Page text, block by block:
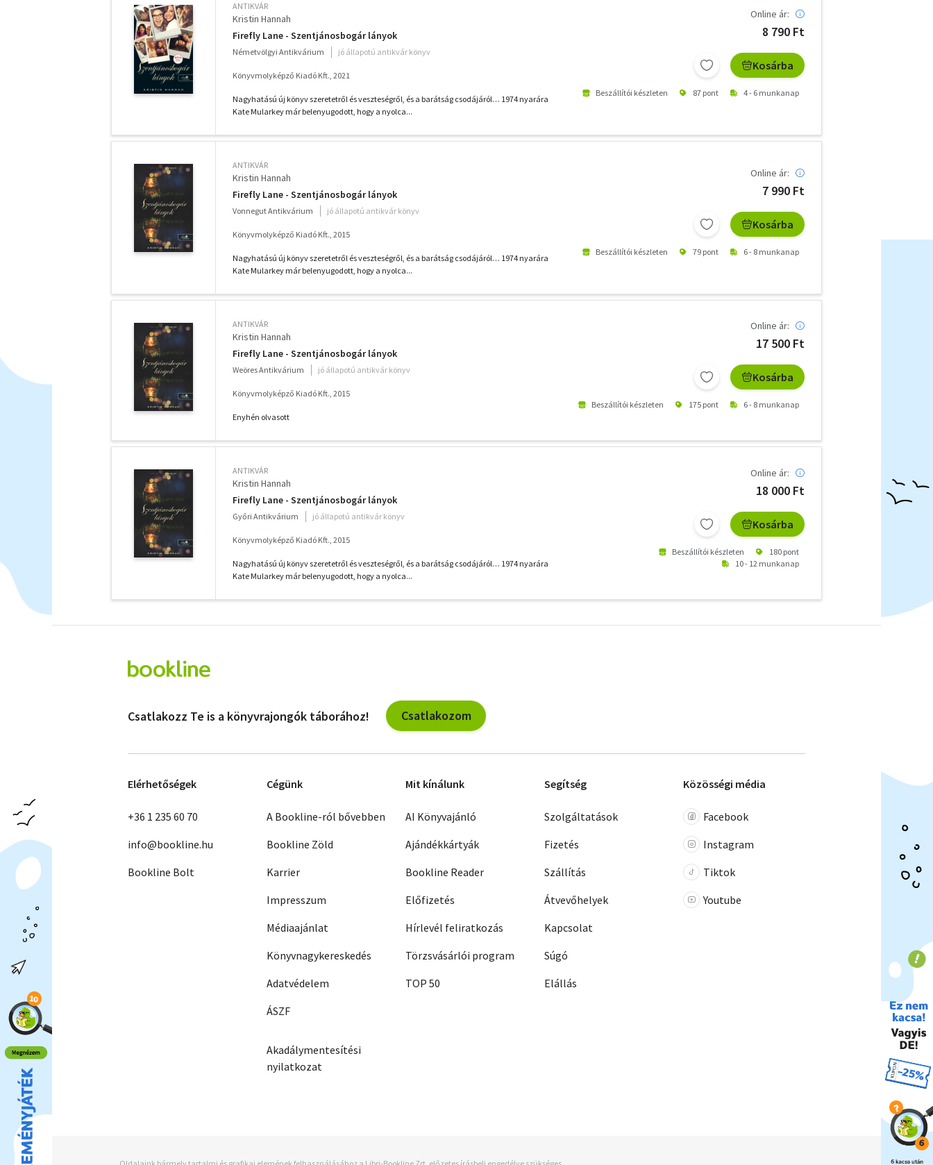
ANTIKVÁR
Kristin Hannah
Firefly Lane - Szentjánosbogár lányok
Németvölgyi Antikvárium jó állapotú antikvár könyv
Könyvmolyképző Kiadó Kft., 2021
Nagyhatású új könyv szeretetről és veszteségről, és a barátság csodájáról… 1974 nyarára
Kate Mularkey már belenyugodott, hogy a nyolca...
Online ár:
8 790 Ft
Kosárba
Beszállítói készleten 87 pont 4 - 6 munkanap
ANTIKVÁR
Kristin Hannah
Firefly Lane - Szentjánosbogár lányok
Vonnegut Antikvárium jó állapotú antikvár könyv
Könyvmolyképző Kiadó Kft., 2015
Nagyhatású új könyv szeretetről és veszteségről, és a barátság csodájáról… 1974 nyarára
Kate Mularkey már belenyugodott, hogy a nyolca...
Online ár:
7 990 Ft
Kosárba
Beszállítói készleten 79 pont 6 - 8 munkanap
ANTIKVÁR
Kristin Hannah
Firefly Lane - Szentjánosbogár lányok
Weöres Antikvárium jó állapotú antikvár könyv
Könyvmolyképző Kiadó Kft., 2015
Enyhén olvasott
Online ár:
17 500 Ft
Kosárba
Beszállítói készleten 175 pont 6 - 8 munkanap
ANTIKVÁR
Kristin Hannah
Firefly Lane - Szentjánosbogár lányok
Győri Antikvárium jó állapotú antikvár könyv
Könyvmolyképző Kiadó Kft., 2015
Nagyhatású új könyv szeretetről és veszteségről, és a barátság csodájáról… 1974 nyarára
Kate Mularkey már belenyugodott, hogy a nyolca...
Online ár:
18 000 Ft
Kosárba
Beszállítói készleten
180 pont
10 - 12 munkanap
szűrők
Csatlakozz Te is a könyvrajongók táborához! Csatlakozom
Elérhetőségek
+36 1 235 60 70
info@bookline.hu
Bookline Bolt
Cégünk
A Bookline-ról bővebben
Bookline Zöld
Karrier
Impresszum
Médiaajánlat
Könyvnagykereskedés
Adatvédelem
ÁSZF
Akadálymentesítési
nyilatkozat
Mit kínálunk
AI Könyvajánló
Ajándékkártyák
Bookline Reader
Előfizetés
Hírlevél feliratkozás
Törzsvásárlói program
TOP 50
Segítség
Szolgáltatások
Fizetés
Szállítás
Átvevőhelyek
Kapcsolat
Súgó
Elállás
Közösségi média
Facebook
Instagram
Tiktok
Youtube